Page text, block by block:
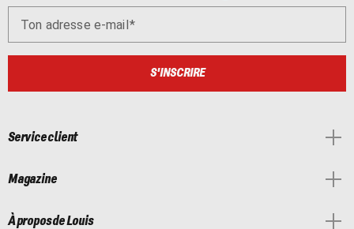
Ton adresse e-mail
S'INSCRIRE
Service client
Magazine
À propos de Louis